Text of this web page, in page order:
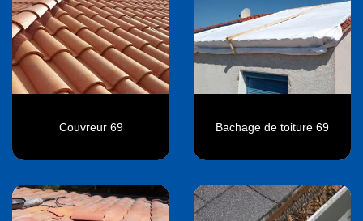
Couvreur 69 Bachage de toiture 69